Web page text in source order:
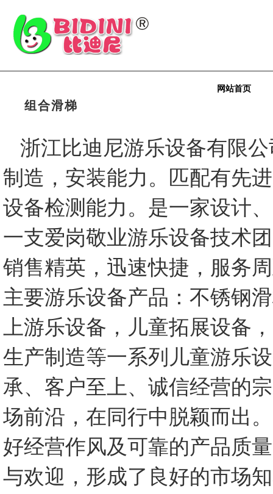
网站首页
组合滑梯
浙江比迪尼游乐设备有限
制造，安装能力。匹配有先
设备检测能力。是一家设计
一支爱岗敬业游乐设备技术
销售精英，迅速快捷，服务
主要游乐设备产品：不锈钢
上游乐设备，儿童拓展设备
生产制造等一系列儿童游乐
承、客户至上、诚信经营的
场前沿，在同行中脱颖而出
好经营作风及可靠的产品质
与欢迎，形成了良好的市场